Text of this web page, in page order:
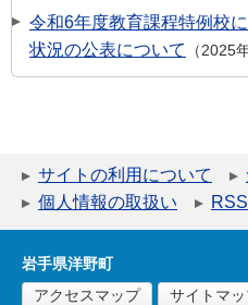
令和6年度教育課程特例校
状況の公表について
2025
サイトの利用について
個人情報の取扱い
岩手県洋野町
アクセスマップ
サイトマ